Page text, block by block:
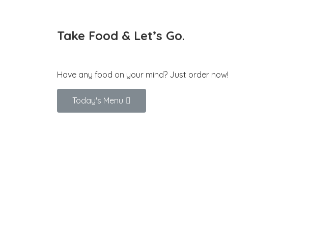
Take Food & Let’s Go.
Have any food on your mind? Just order now!
Today's Menu